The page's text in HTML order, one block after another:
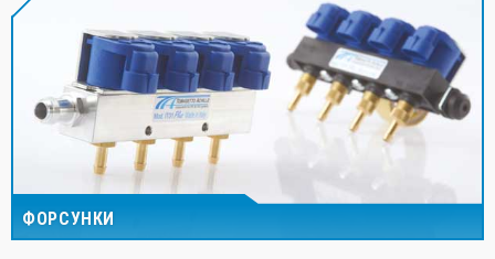
ФОРСУНКИ